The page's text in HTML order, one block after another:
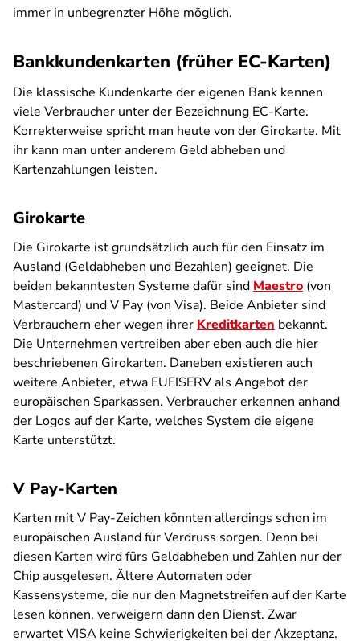
immer in unbegrenzter Höhe möglich.
Bankkundenkarten (früher EC-Karten)
Die klassische Kundenkarte der eigenen Bank kennen
viele Verbraucher unter der Bezeichnung EC-Karte.
Korrekterweise spricht man heute von der Girokarte. Mit
ihr kann man unter anderem Geld abheben und
Kartenzahlungen leisten.
Girokarte
Die Girokarte ist grundsätzlich auch für den Einsatz im
Ausland (Geldabheben und Bezahlen) geeignet. Die
beiden bekanntesten Systeme dafür sind Maestro (von
Mastercard) und V Pay (von Visa). Beide Anbieter sind
Verbrauchern eher wegen ihrer Kreditkarten bekannt.
Die Unternehmen vertreiben aber eben auch die hier
beschriebenen Girokarten. Daneben existieren auch
weitere Anbieter, etwa EUFISERV als Angebot der
europäischen Sparkassen. Verbraucher erkennen anhand
der Logos auf der Karte, welches System die eigene
Karte unterstützt.
V Pay-Karten
Karten mit V Pay-Zeichen könnten allerdings schon im
europäischen Ausland für Verdruss sorgen. Denn bei
diesen Karten wird fürs Geldabheben und Zahlen nur der
Chip ausgelesen. Ältere Automaten oder
Kassensysteme, die nur den Magnetstreifen auf der Karte
lesen können, verweigern dann den Dienst. Zwar
erwartet VISA keine Schwierigkeiten bei der Akzeptanz.